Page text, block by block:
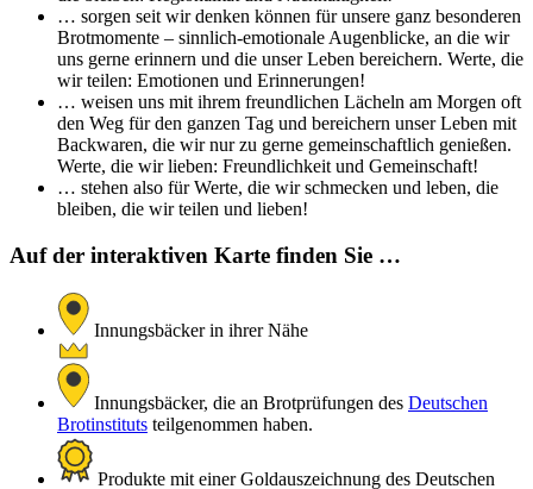
… sorgen seit wir denken können für unsere ganz besonderen
Brotmomente – sinnlich-emotionale Augenblicke, an die wir
uns gerne erinnern und die unser Leben bereichern. Werte, die
wir teilen: Emotionen und Erinnerungen!
… weisen uns mit ihrem freundlichen Lächeln am Morgen oft
den Weg für den ganzen Tag und bereichern unser Leben mit
Backwaren, die wir nur zu gerne gemeinschaftlich genießen.
Werte, die wir lieben: Freundlichkeit und Gemeinschaft!
… stehen also für Werte, die wir schmecken und leben, die
bleiben, die wir teilen und lieben!
Auf der interaktiven Karte finden Sie …
Innungsbäcker in ihrer Nähe
Innungsbäcker, die an Brotprüfungen des Deutschen
Brotinstituts teilgenommen haben.
Produkte mit einer Goldauszeichnung des Deutschen